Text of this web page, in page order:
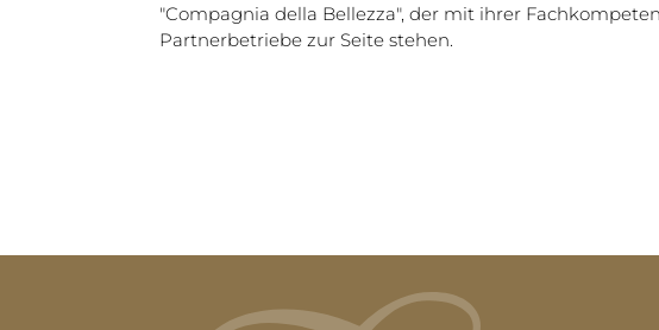
"Compagnia della Bellezza", der mit ihrer
Partnerbetriebe zur Seite stehen.